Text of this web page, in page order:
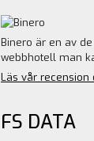
Binero är en av
webbhotell man
Läs vår recension
FS DATA